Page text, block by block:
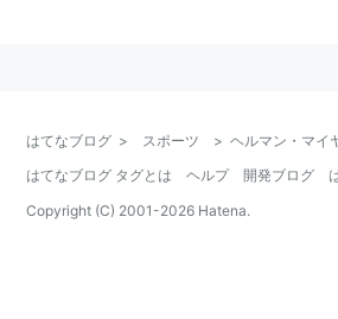
はてなブログ > スポーツ > ヘルマン・マイ
はてなブログ タグとは
ヘルプ 開発ブログ
Copyright (C) 2001-2026 Hatena.